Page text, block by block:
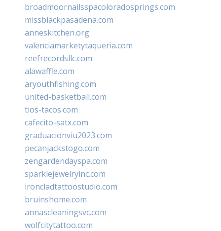
broadmoornailsspacoloradosprings.com
missblackpasadena.com
anneskitchen.org
valenciamarketytaqueria.com
reefrecordsllc.com
alawaffle.com
aryouthfishing.com
united-basketball.com
tios-tacos.com
cafecito-satx.com
graduacionviu2023.com
pecanjackstogo.com
zengardendayspa.com
sparklejewelryinc.com
ironcladtattoostudio.com
bruinshome.com
annascleaningsvc.com
wolfcitytattoo.com